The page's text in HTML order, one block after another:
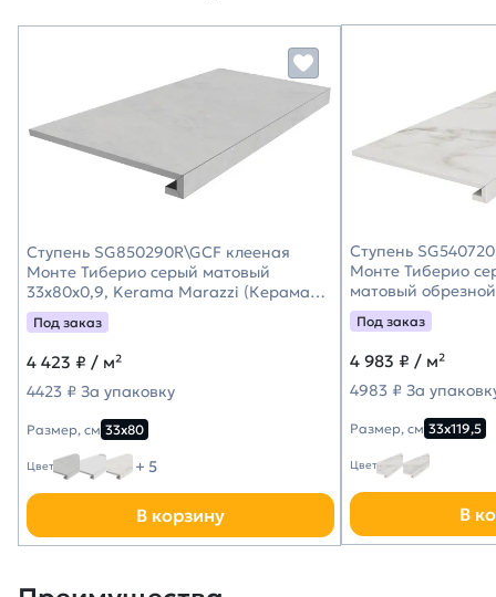
Ступень SG850290R\GCF клееная
Монте Тиберио серый матовый
33x80x0,9, Kerama Marazzi (Керама
Марацци)
Под заказ
4 423 ₽ / м²
4423 ₽ За упаковку
Размер, см 33х80
Цвет + 5
В корзину
Ступень
Монте Тиберио
матовый
Kerama Marazzi
Под заказ
4 983 ₽ / м²
4983 ₽ За
Размер, см 33х119,5
Цвет
В